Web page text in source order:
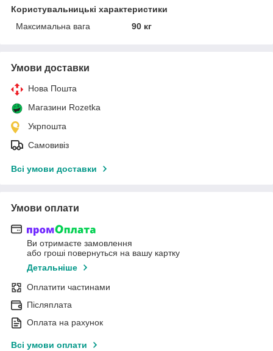
Користувальницькі характеристики
Максимальна вага
90 кг
Умови доставки
Нова Пошта
Магазини Rozetka
Укрпошта
Самовивіз
Всі умови доставки
Умови оплати
Ви отримаєте замовлення
або гроші повернуться на вашу картку
Детальніше
Оплатити частинами
Післяплата
Оплата на рахунок
Всі умови оплати